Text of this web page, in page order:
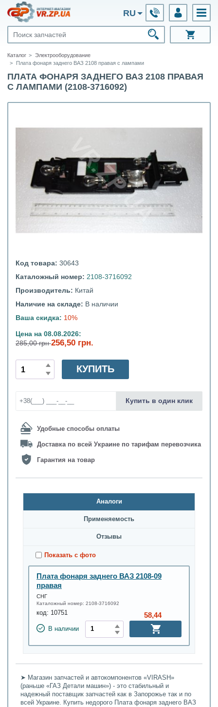
RU
Каталог
Электрооборудование
Плата фонаря заднего ВАЗ 2108 правая с лампами
ПЛАТА ФОНАРЯ ЗАДНЕГО ВАЗ 2108 ПРАВАЯ
С ЛАМПАМИ (2108-3716092)
Код товара: 30643
Каталожный номер: 2108-3716092
Производитель: Китай
Наличие на складе: В наличии
Ваша скидка: 10%
Цена на 08.08.2026:
285,00 грн256,50 грн.
Удобные способы оплаты
Доставка по всей Украине по тарифам перевозчика
Гарантия на товар
КУПИТЬ
Купить в один клик
Аналоги
Применяемость
Oтзывы
Показать с фото
Плата фонаря заднего ВАЗ 2108-09
правая
СНГ
Каталожный номер: 2108-3716092
код: 10751
В наличии
58,44
➤ Магазин запчастей и автокомпонентов «VIRASH»
(раньше «ГАЗ Детали машин») - это стабильный и
надежный поставщик запчастей как в Запорожье так и по
всей Украине. Купить недорого Плата фонаря заднего ВАЗ